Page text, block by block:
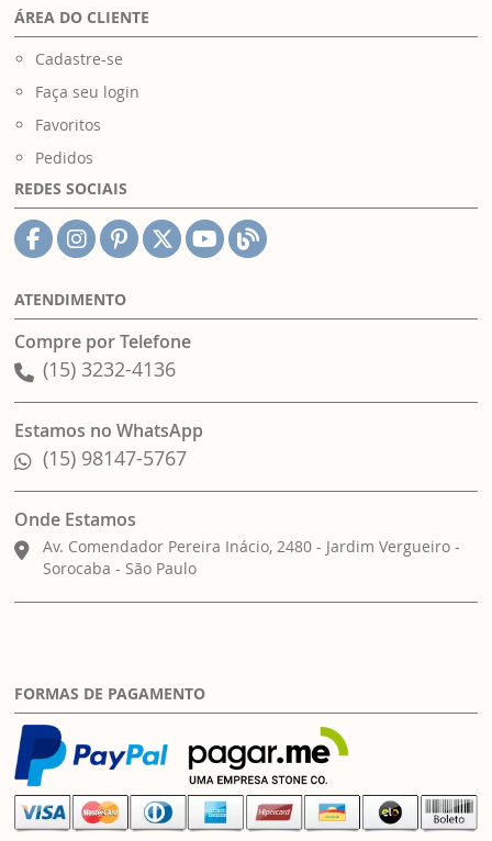
ÁREA DO CLIENTE
Cadastre-se
Faça seu login
Favoritos
Pedidos
REDES SOCIAIS
ATENDIMENTO
Compre por Telefone
(15) 3232-4136
Estamos no WhatsApp
(15) 98147-5767
Onde Estamos
Av. Comendador Pereira Inácio, 2480 - Jardim Vergueiro -
Sorocaba - São Paulo
FORMAS DE PAGAMENTO